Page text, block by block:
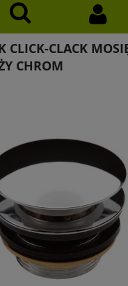
CLICK-CLACK
CHROM